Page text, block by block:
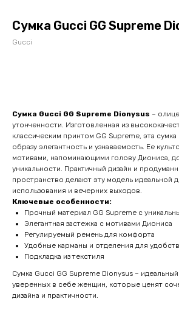
Сумка Gucci GG Supreme
Gucci
Сумка Gucci GG Supreme Dionysus –
утонченности. Изготовленная из
классическим принтом GG Supreme, эта
образу элегантность и узнаваемость. Ее
мотивами, напоминающими голову Диониса,
уникальности. Практичный дизайн и
пространство делают эту модель идеальной
использования и вечерних выходов.
Ключевые особенности:
Прочный материал GG Supreme с
Элегантная застежка с мотивами Диониса
Регулируемый ремень для комфорта
Удобные карманы и отделения для
Подкладка из текстиля
Сумка Gucci GG Supreme Dionysus –
уверенных в себе женщин, которые ценят
дизайна и практичности.